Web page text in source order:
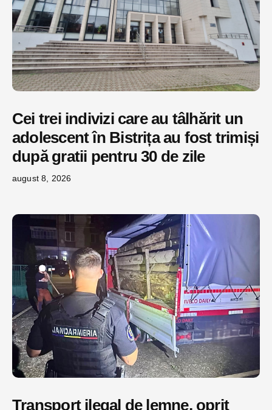
Cei trei indivizi care au tâlhărit un
adolescent în Bistrița au fost trimiși
după gratii pentru 30 de zile
august 8, 2026
Transport ilegal de lemne, oprit